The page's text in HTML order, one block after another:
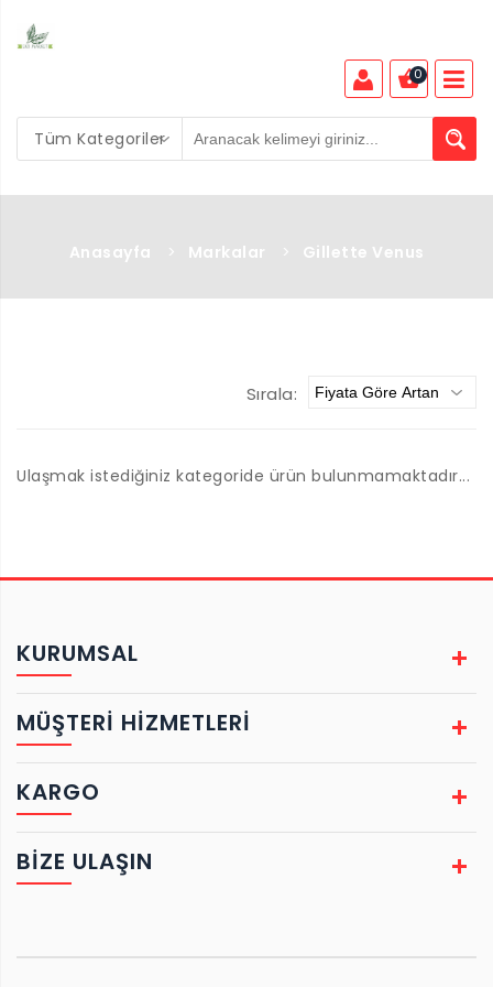
Tüm Kategoriler
0
Anasayfa > Markalar > Gillette Venus
Sırala:
Ulaşmak istediğiniz kategoride ürün bulunmamaktadır...
KURUMSAL
MÜŞTERİ HİZMETLERİ
KARGO
BIZE ULAŞIN